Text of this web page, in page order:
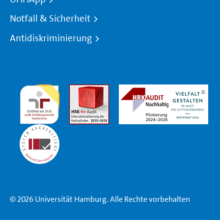
Notfall & Sicherheit
Antidiskriminierung
© 2026 Universität Hamburg. Alle Rechte vorbehalten